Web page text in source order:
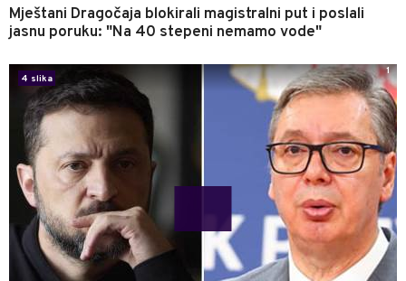
Mještani Dragočaja blokirali magistralni put i poslali
jasnu poruku: "Na 40 stepeni nemamo vode"
4 slika
1